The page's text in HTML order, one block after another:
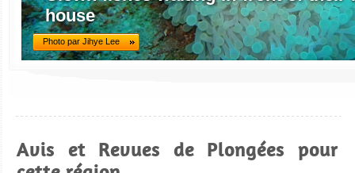
house
Photo par Jihye Lee
Avis et Revues de Plongées pour